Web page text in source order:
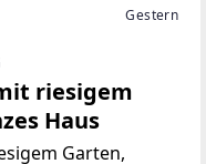
Gestern
riesigem
Haus
Garten,